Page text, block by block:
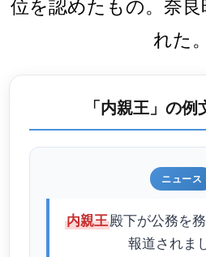
れた。
「内親王」の
ニュース
内親王殿下が公務を
報道されま